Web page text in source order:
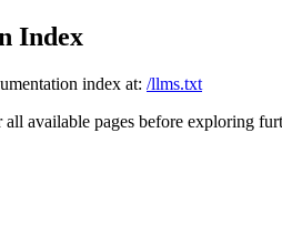
Index
index at: /llms.txt
available pages before exploring